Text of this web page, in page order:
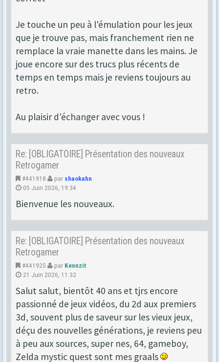
Je touche un peu à l'émulation pour les jeux
que je trouve pas, mais franchement rien ne
remplace la vraie manette dans les mains. Je
joue encore sur des trucs plus récents de
temps en temps mais je reviens toujours au
retro.
Au plaisir d'échanger avec vous !
Re: [OBLIGATOIRE] Présentation des nouveaux
Retrogamer
#441918 par shaokahn
05 Juin 2026, 19:34
Bienvenue les nouveaux.
Re: [OBLIGATOIRE] Présentation des nouveaux
Retrogamer
#441925 par Kennzit
21 Juin 2026, 11:32
Salut salut, bientôt 40 ans et tjrs encore
passionné de jeux vidéos, du 2d aux premiers
3d, souvent plus de saveur sur les vieux jeux,
déçu des nouvelles générations, je reviens peu
à peu aux sources, super nes, 64, gameboy,
Zelda mystic quest sont mes graals